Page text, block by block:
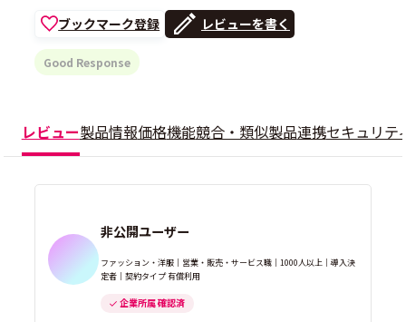
ブックマーク登録 レビューを書く
Good Response
レビュー製品情報価格機能競合・類似製品連携セキュリテ
非公開ユーザー
ファッション・洋服｜営業・販売・サービス職｜1000人以上｜導入決
定者｜契約タイプ 有償利用
企業所属 確認済